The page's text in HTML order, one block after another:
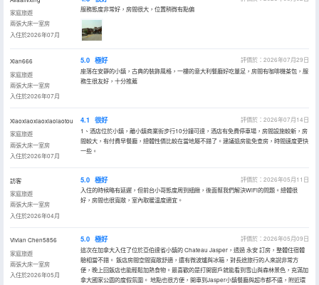
家庭旅遊
兩張大床一室房
入住於2026年07月
服務態度非常好，房間很大，位置稍微有點偏
Xian666
家庭旅遊
兩張大床一室房
入住於2026年07月
5.0 極好
評價於：2026年07月29日
座落在安靜的小鎮，古典的裝飾風格，一樓的意大利餐廳好吃量足，房間有咖啡機茶包，服
務生很友好，十分推薦
Xiaoxiaoxiaoxiaolaotou
家庭旅遊
兩張大床一室房
入住於2026年07月
4.1 很好
評價於：2026年07月14日
1、酒店位於小鎮，離小鎮商業街步行10分鐘可達，酒店有免費停車場，房間設施較新，房
間較大，有付費早餐廳，總體性價比較在當地屬不錯了。建議退房能免查房，時間速度更快
一些。
訪客
家庭旅遊
兩張大床一室房
入住於2026年04月
5.0 極好
評價於：2026年05月11日
入住的時候略有延遲，但前台小哥態度周到細緻，後面幫我們解決WiFi的問題。總體很
好，房間也很寬敞，室內取暖温度適宜。
Vivian Chen5856
家庭旅遊
兩張大床一室房
入住於2026年05月
5.0 極好
評價於：2026年05月09日
這次在加拿大入住了位於亞伯達省小鎮的 Chateau Jasper，透過 永安 訂房，整體住宿體
驗相當不錯。 飯店房間空間寬敞舒適，還有微波爐與冰箱，對長途旅行的人來說非常方
便，晚上回飯店也能輕鬆加熱食物。最喜歡的是打開窗戶就能看到雪山與森林景色，充滿加
拿大國家公園的度假氛圍。 地點也很方便，開車到Jasper小鎮餐廳與超市都不遠，附近環